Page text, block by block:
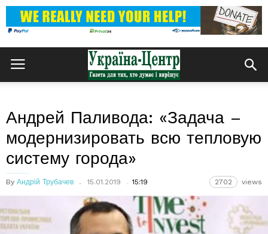
Андрей Паливода: «Задача –
модернизировать всю тепловую
систему города»
By Андрій Трубачев 15.01.2019 15:19 2702 views